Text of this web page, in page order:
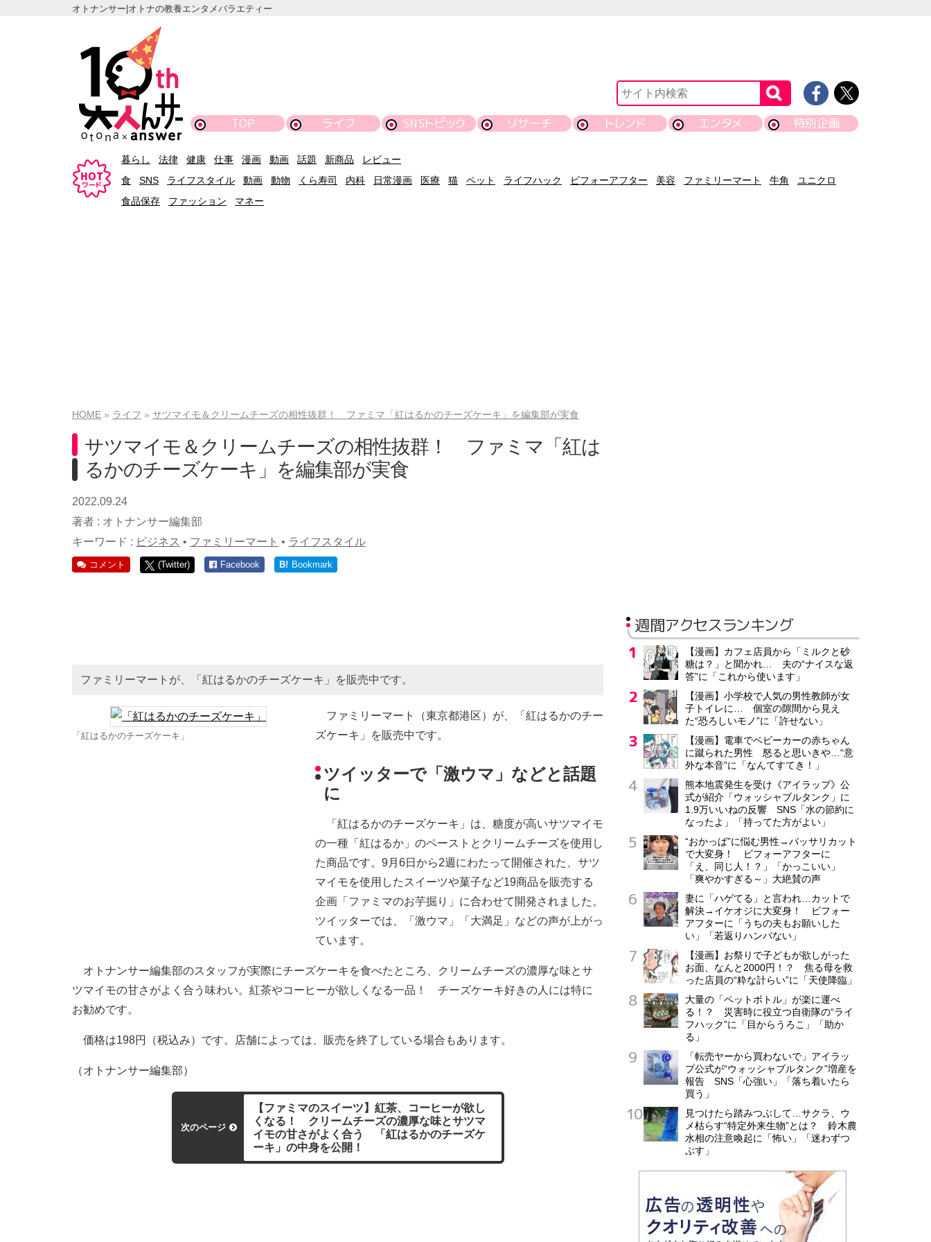
オトナンサー|オトナの教養エンタメバラエティー
TOP ライフ SNSトピック リサーチ トレンド エンタメ 特別企画
暮らし 法律 健康 仕事 漫画 動画 話題 新商品
レビュー
食
SNS ライフスタイル 動画 動物 くら寿司 内科 日常漫画 医療 猫 ペット ライフハック ビフォーアフター 美容 ファミリーマート 牛角
ユニクロ
食品保存
ファッション マネー
HOME ライフ サツマイモ＆クリームチーズの相性抜群！ ファミマ「紅はるかのチーズケーキ」を編集部が実食
サツマイモ＆クリームチーズの相性抜群！ ファミマ「紅は
るかのチーズケーキ」を編集部が実食
2022.09.24
著者 : オトナンサー編集部
キーワード : ビジネス • ファミリーマート • ライフスタイル
コメント (Twitter) Facebook B! Bookmark
ファミリーマートが、「紅はるかのチーズケーキ」を販売中です。
「紅はるかのチーズケーキ」
ファミリーマート（東京都港区）が、「紅はるかのチー
ズケーキ」を販売中です。
ツイッターで「激ウマ」などと話題
に
「紅はるかのチーズケーキ」は、糖度が高いサツマイモ
の一種「紅はるか」のペーストとクリームチーズを使用し
た商品です。9月6日から2週にわたって開催された、サツ
マイモを使用したスイーツや菓子など19商品を販売する
企画「ファミマのお芋掘り」に合わせて開発されました。
ツイッターでは、「激ウマ」「大満足」などの声が上がっ
ています。
オトナンサー編集部のスタッフが実際にチーズケーキを食べたところ、クリームチーズの濃厚な味とサ
ツマイモの甘さがよく合う味わい。紅茶やコーヒーが欲しくなる一品！ チーズケーキ好きの人には特に
お勧めです。
価格は198円（税込み）です。店舗によっては、販売を終了している場合もあります。
（オトナンサー編集部）
次のページ
【ファミマのスイーツ】紅茶、コーヒーが欲し
くなる！ クリームチーズの濃厚な味とサツマ
イモの甘さがよく合う 「紅はるかのチーズケ
ーキ」の中身を公開！
週間アクセスランキング
【漫画】カフェ店員から「ミルクと砂
糖は？」と聞かれ… 夫の“ナイスな返
答”に「これから使います」
【漫画】小学校で人気の男性教師が女
子トイレに… 個室の隙間から見え
た“恐ろしいモノ”に「許せない」
【漫画】電車でベビーカーの赤ちゃん
に蹴られた男性 怒ると思いきや…“意
外な本音”に「なんてすてき！」
熊本地震発生を受け《アイラップ》公
式が紹介「ウォッシャブルタンク」に
1.9万いいねの反響 SNS「水の節約に
なったよ」「持ってた方がよい」
“おかっぱ”に悩む男性→バッサリカット
で大変身！ ビフォーアフターに
「え、同じ人！？」「かっこいい」
「爽やかすぎる～」大絶賛の声
妻に「ハゲてる」と言われ…カットで
解決→イケオジに大変身！ ビフォー
アフターに「うちの夫もお願いした
い」「若返りハンパない」
【漫画】お祭りで子どもが欲しがった
お面、なんと2000円！？ 焦る母を救
った店員の“粋な計らい”に「天使降臨」
大量の「ペットボトル」が楽に運べ
る！？ 災害時に役立つ自衛隊の“ライ
フハック”に「目からうろこ」「助か
る」
「転売ヤーから買わないで」アイラッ
プ公式が“ウォッシャブルタンク”増産を
報告 SNS「心強い」「落ち着いたら
買う」
見つけたら踏みつぶして…サクラ、ウ
メ枯らす“特定外来生物”とは？ 鈴木農
水相の注意喚起に「怖い」「迷わずつ
ぶす」